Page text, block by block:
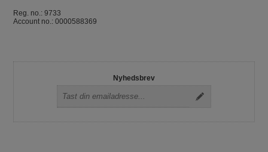
Reg. no.: 9733
Account no.: 0000588369
Nyhedsbrev